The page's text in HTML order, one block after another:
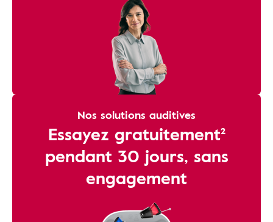
Nos solutions auditives
Essayez gratuitement²
pendant 30 jours, sans
engagement